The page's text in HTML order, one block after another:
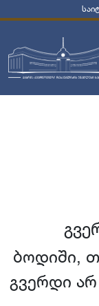
ბოდიში,
გვერდი